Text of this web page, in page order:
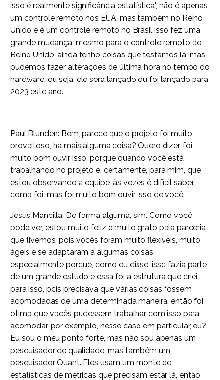
isso é realmente significância estatística", não é apenas
um controle remoto nos EUA, mas também no Reino
Unido e é um controle remoto no Brasil.Isso fez uma
grande mudança, mesmo para o controle remoto do
Reino Unido, ainda tenho coisas que testamos lá, mas
pudemos fazer alterações de última hora no tempo do
hardware, ou seja, ele será lançado ou foi lançado para
2023 este ano.
Paul Blunden: Bem, parece que o projeto foi muito
proveitoso, há mais alguma coisa? Quero dizer, foi
muito bom ouvir isso, porque quando você está
trabalhando no projeto e, certamente, para mim, que
estou observando a equipe, às vezes é difícil saber
como foi, mas foi muito bom ouvir isso de você.
Jesus Mancilla: De forma alguma, sim. Como você
pode ver, estou muito feliz e muito grato pela parceria
que tivemos, pois vocês foram muito flexíveis, muito
ágeis e se adaptaram a algumas coisas,
especialmente porque, como eu disse, isso fazia parte
de um grande estudo e essa foi a estrutura que criei
para isso, pois precisava que várias coisas fossem
acomodadas de uma determinada maneira, então foi
ótimo que vocês pudessem trabalhar com isso para
acomodar, por exemplo, nesse caso em particular, eu?
Eu sou o meu ponto forte, mas não sou apenas um
pesquisador de qualidade, mas também um
pesquisador Quant. Eles usam um monte de
estatísticas de métricas que precisam estar lá, então